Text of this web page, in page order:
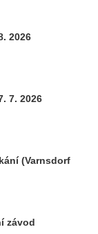
2026
7. 2026
(Varnsdorf
závod